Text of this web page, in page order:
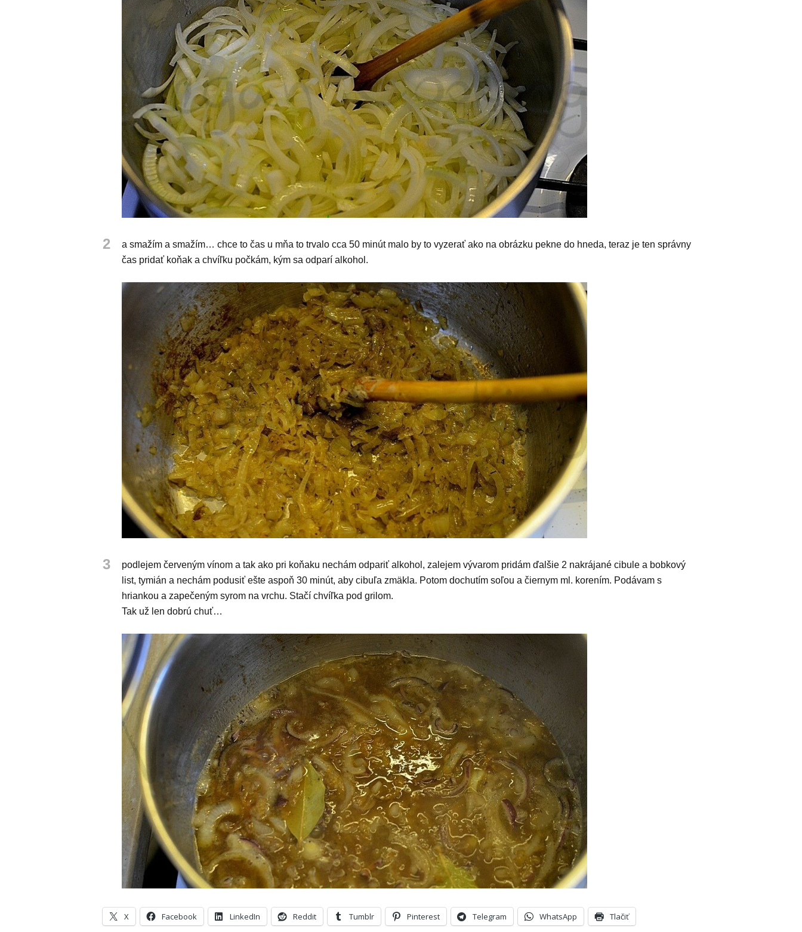
2
a smažím a smažím… chce to čas u mňa to trvalo cca 50 minút malo by to vyzerať ako na obrázku pekne do hneda, teraz je ten správny
čas pridať koňak a chvíľku počkám, kým sa odparí alkohol.
3
podlejem červeným vínom a tak ako pri koňaku nechám odpariť alkohol, zalejem vývarom pridám ďalšie 2 nakrájané cibule a bobkový
list, tymián a nechám podusiť ešte aspoň 30 minút, aby cibuľa zmäkla. Potom dochutím soľou a čiernym ml. korením. Podávam s
hriankou a zapečeným syrom na vrchu. Stačí chvíľka pod grilom.
Tak už len dobrú chuť…
X Facebook LinkedIn Reddit Tumblr Pinterest Telegram WhatsApp Tlačiť